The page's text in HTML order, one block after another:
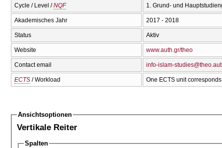
Cycle / Level /NQF 1. Grund- und
Akademisches Jahr 2017 - 2018
Status Aktiv
Website www.auth.gr/theo
Contact email info-islam-
ECTS / Workload One ECTS unit
Ansichtsoptionen
Vertikale Reiter
Spalten